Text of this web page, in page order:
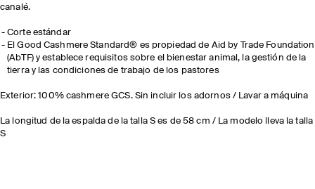
canalé.
Corte estándar
El Good Cashmere Standard® es propiedad de Aid by Trade Foundation
(AbTF) y establece requisitos sobre el bienestar animal, la gestión de la
tierra y las condiciones de trabajo de los pastores
Exterior: 100% cashmere GCS. Sin incluir los adornos / Lavar a máquina
La longitud de la espalda de la talla S es de 58 cm / La modelo lleva la talla
S